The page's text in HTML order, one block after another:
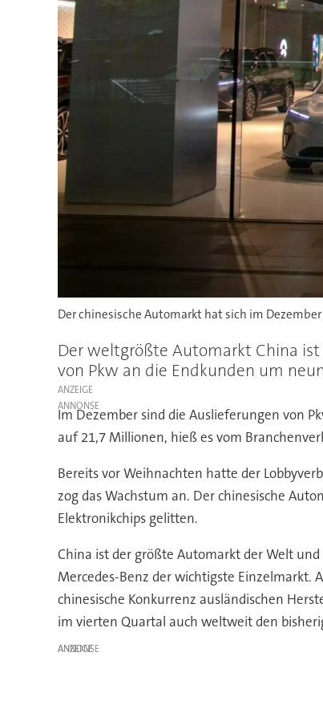
Der chinesische Automarkt hat sich im
Der weltgrößte Automarkt China
von Pkw an die Endkunden um
ANZEIGE
Im Dezember sind die Auslieferungen von
auf 21,7 Millionen, hieß es vom
Bereits vor Weihnachten hatte der
zog das Wachstum an. Der chinesische
Elektronikchips gelitten.
China ist der größte Automarkt der Welt
Mercedes-Benz der wichtigste Einzelmarkt.
chinesische Konkurrenz ausländischen
im vierten Quartal auch weltweit den
ANZEIGE